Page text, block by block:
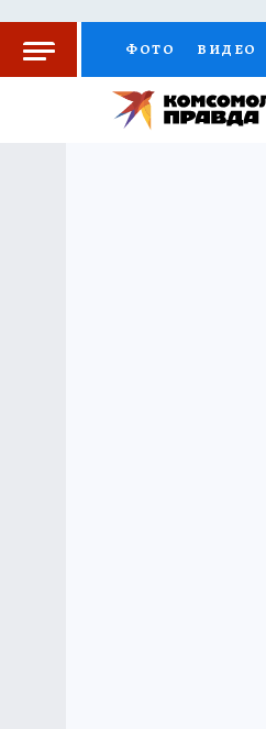
ФОТО ВИДЕО
КОЛУМНИСТЫ